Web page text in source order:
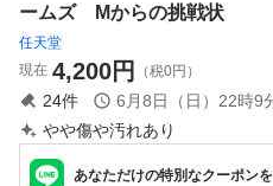
ームズ Mからの挑戦状
任天堂
現在 4,200円 （税0円）
24件 6月8日（日）22時9
やや傷や汚れあり
あなただけの特別なクーポン